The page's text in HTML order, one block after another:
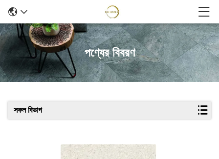
পণ্যের বিবরণ
সকল বিভাগ